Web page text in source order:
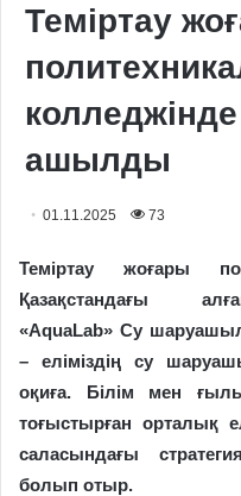
Теміртау
ашылды
01.11.2025 73
Теміртау жоғары
Қазақстандағы
«AquaLab» Су
– еліміздің су
оқиға. Білім мен
тоғыстырған орталық
саласындағы
болып отыр.